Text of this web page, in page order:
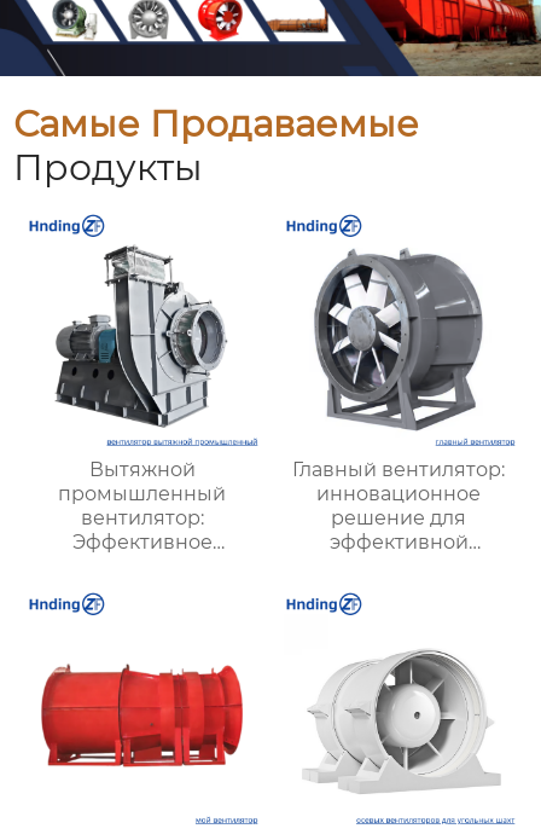
Самые Продаваемые
Продукты
Вытяжной
промышленный
вентилятор:
Эффективное
надежной вентиляции
Главный вентилятор:
инновационное
решение для
эффективной
оптимизации работы